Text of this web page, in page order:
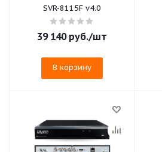
SVR-8115F v4.0
39 140руб./шт
В корзину